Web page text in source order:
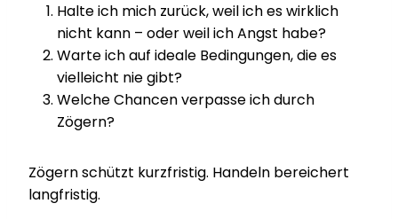
Halte ich mich zurück, weil ich es wirklich
nicht kann – oder weil ich Angst habe?
Warte ich auf ideale Bedingungen, die es
vielleicht nie gibt?
Welche Chancen verpasse ich durch
Zögern?
Zögern schützt kurzfristig. Handeln bereichert
langfristig.